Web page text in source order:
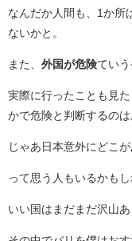
なんだか人間も、1か所
ないかと。
また、 外国が危険ていう
実際に行ったことも見
かで危険と判断するのは
じゃあ日本意外にどこが
って思う人もいるかも
いい国はまだまだ沢山あ